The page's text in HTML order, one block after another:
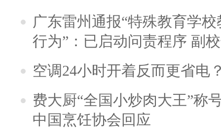
广东雷州通报“特殊教育学
行为”：已启动问责程序 副
空调24小时开着反而更省电
费大厨“全国小炒肉大王”称
中国烹饪协会回应